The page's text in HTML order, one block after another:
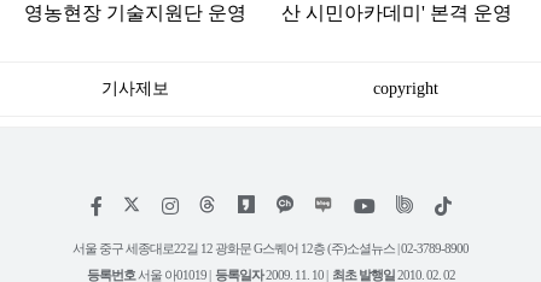
영농현장 기술지원단 운영
산 시민아카데미' 본격 운영
기사제보 copyright
페
스
인
타
위
트
틱
서울 중구 세종대로22길 12 광화문 G스퀘어 12층 (주)소셜뉴스 | 02-3789-8900
등록번호 서울 아01019 | 등록일자2009. 11. 10 | 최초 발행일2010. 02. 02